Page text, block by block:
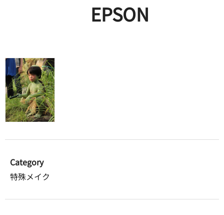
EPSON
Category
特殊メイク